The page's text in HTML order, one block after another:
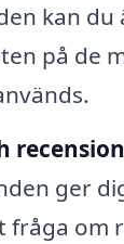
kan du
på de
ger
fråga om